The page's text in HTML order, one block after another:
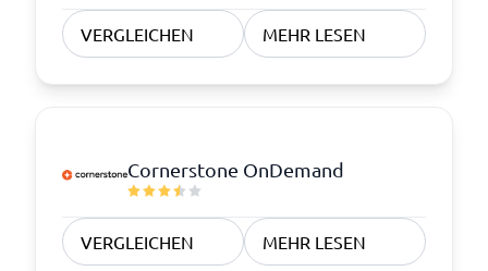
VERGLEICHEN MEHR LESEN
Cornerstone OnDemand
VERGLEICHEN MEHR LESEN